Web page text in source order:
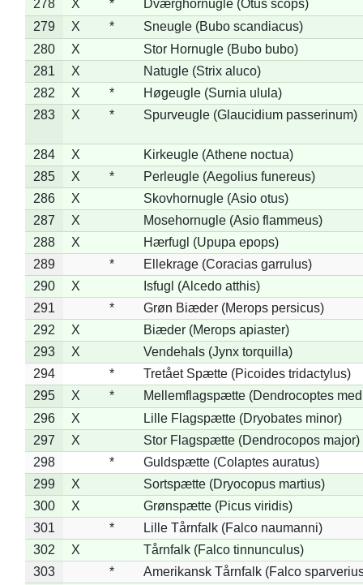
278
X *
Dværghornugle (Otus scops)
279
X *
Sneugle (Bubo scandiacus)
280
X
Stor Hornugle (Bubo bubo)
281
X
Natugle (Strix aluco)
282
X *
Høgeugle (Surnia ulula)
283
X * Spurveugle (Glaucidium passerinum)
284 X
Kirkeugle (Athene noctua)
285
X *
Perleugle (Aegolius funereus)
286
X
Skovhornugle (Asio otus)
287
X
Mosehornugle (Asio flammeus)
288
X
Hærfugl (Upupa epops)
289
*
Ellekrage (Coracias garrulus)
290
X
Isfugl (Alcedo atthis)
291
*
Grøn Biæder (Merops persicus)
292
X
Biæder (Merops apiaster)
293
X
Vendehals (Jynx torquilla)
294
*
Tretået Spætte (Picoides tridactylus)
295
X *
Mellemflagspætte (Dendrocoptes
296
X
Lille Flagspætte (Dryobates minor)
297
X
Stor Flagspætte (Dendrocopos major)
298
*
Guldspætte (Colaptes auratus)
299
X
Sortspætte (Dryocopus martius)
300
X
Grønspætte (Picus viridis)
301
*
Lille Tårnfalk (Falco naumanni)
302
X
Tårnfalk (Falco tinnunculus)
303
*
Amerikansk Tårnfalk (Falco